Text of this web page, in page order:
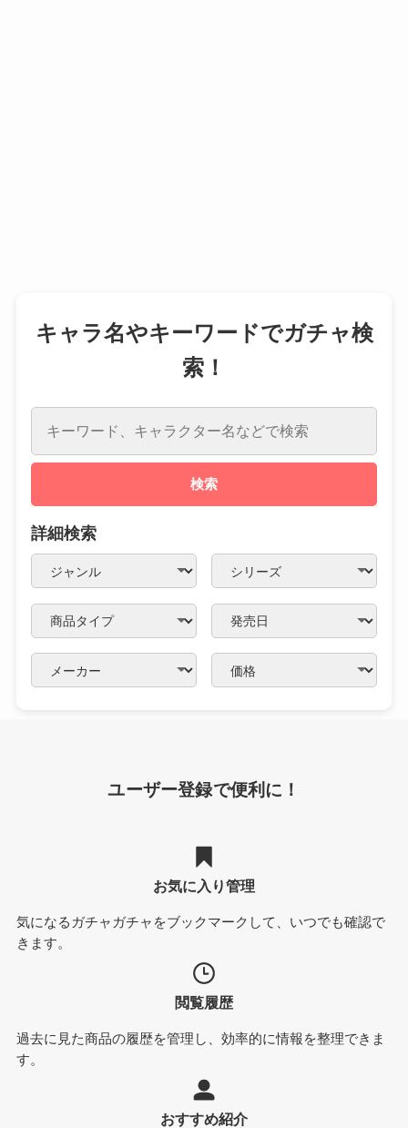
キャラ名やキーワードでガチャ検
索！
検索
詳細検索
ユーザー登録で便利に！
お気に入り管理
気になるガチャガチャをブックマークして、いつでも確認で
きます。
閲覧履歴
過去に見た商品の履歴を管理し、効率的に情報を整理できま
す。
おすすめ紹介